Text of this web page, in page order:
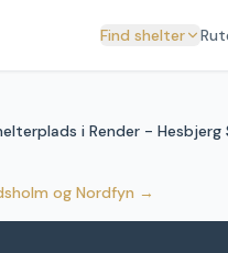
Find shelter
i Render - Hesbjerg
og Nordfyn →